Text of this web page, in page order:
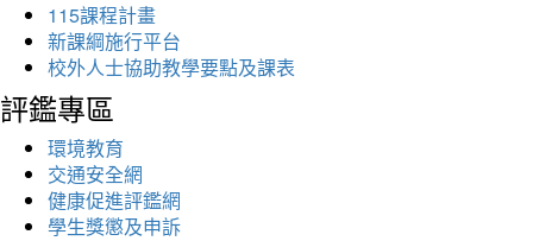
115課程計畫
新課綱施行平台
校外人士協助教學要點及課表
評鑑專區
環境教育
交通安全網
健康促進評鑑網
學生獎懲及申訴